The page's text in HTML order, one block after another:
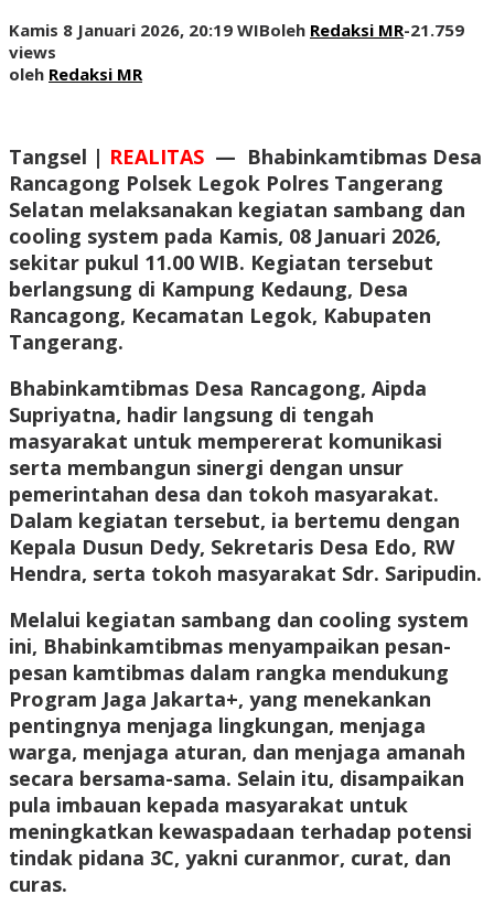
Kamis 8 Januari 2026, 20:19 WIBoleh Redaksi MR-21.759
views
oleh Redaksi MR
Tangsel | REALITAS — Bhabinkamtibmas Desa
Rancagong Polsek Legok Polres Tangerang
Selatan melaksanakan kegiatan sambang dan
cooling system pada Kamis, 08 Januari 2026,
sekitar pukul 11.00 WIB. Kegiatan tersebut
berlangsung di Kampung Kedaung, Desa
Rancagong, Kecamatan Legok, Kabupaten
Tangerang.
Bhabinkamtibmas Desa Rancagong, Aipda
Supriyatna, hadir langsung di tengah
masyarakat untuk mempererat komunikasi
serta membangun sinergi dengan unsur
pemerintahan desa dan tokoh masyarakat.
Dalam kegiatan tersebut, ia bertemu dengan
Kepala Dusun Dedy, Sekretaris Desa Edo, RW
Hendra, serta tokoh masyarakat Sdr. Saripudin.
Melalui kegiatan sambang dan cooling system
ini, Bhabinkamtibmas menyampaikan pesan-
pesan kamtibmas dalam rangka mendukung
Program Jaga Jakarta+, yang menekankan
pentingnya menjaga lingkungan, menjaga
warga, menjaga aturan, dan menjaga amanah
secara bersama-sama. Selain itu, disampaikan
pula imbauan kepada masyarakat untuk
meningkatkan kewaspadaan terhadap potensi
tindak pidana 3C, yakni curanmor, curat, dan
curas.